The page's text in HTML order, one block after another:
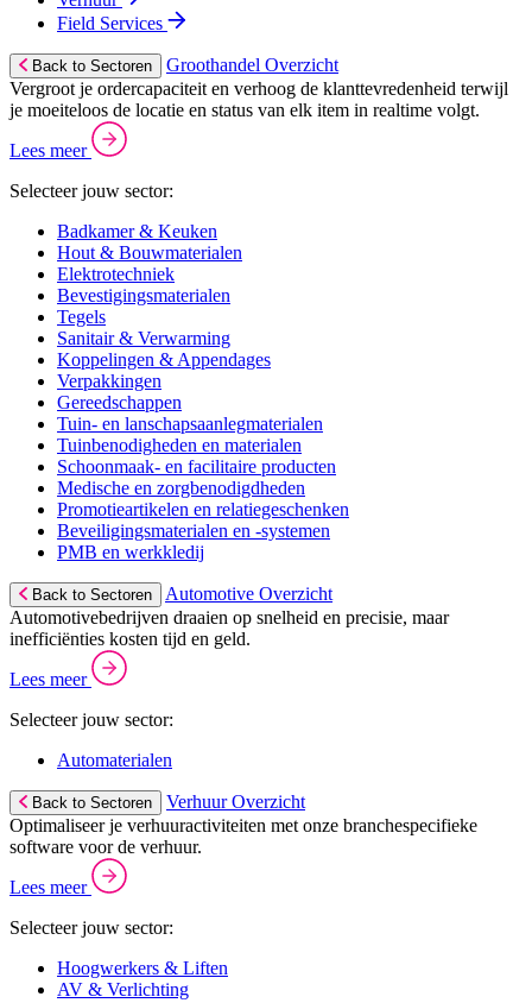
Field Services
Back to Sectoren
Groothandel Overzicht
Vergroot je ordercapaciteit en verhoog de klanttevredenheid terwijl
je moeiteloos de locatie en status van elk item in realtime volgt.
Lees meer
Selecteer jouw sector:
Badkamer & Keuken
Hout & Bouwmaterialen
Elektrotechniek
Bevestigingsmaterialen
Tegels
Sanitair & Verwarming
Koppelingen & Appendages
Verpakkingen
Gereedschappen
Tuin- en lanschapsaanlegmaterialen
Tuinbenodigheden en materialen
Schoonmaak- en facilitaire producten
Medische en zorgbenodigdheden
Promotieartikelen en relatiegeschenken
Beveiligingsmaterialen en -systemen
PMB en werkkledij
Back to Sectoren
Automotive Overzicht
Automotivebedrijven draaien op snelheid en precisie, maar
inefficiënties kosten tijd en geld.
Lees meer
Selecteer jouw sector:
Automaterialen
Back to Sectoren
Verhuur Overzicht
Optimaliseer je verhuuractiviteiten met onze branchespecifieke
software voor de verhuur.
Lees meer
Selecteer jouw sector:
Hoogwerkers & Liften
AV & Verlichting